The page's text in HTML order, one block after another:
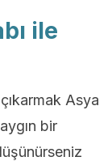
ile
Asya
bir